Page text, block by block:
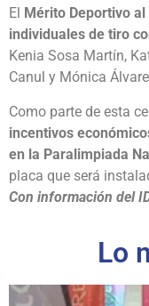
El Mérito Deportivo
individuales de tiro
Kenia Sosa Martín,
Canul y Mónica
Como parte de esta
incentivos
en la Paralimpiada
placa que será
Con información del
Lo